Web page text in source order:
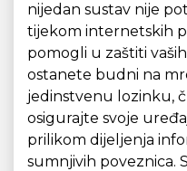
nijedan sustav nije
tijekom internetskih
pomogli u zaštiti
ostanete budni na
jedinstvenu lozinku,
osigurajte svoje
prilikom dijeljenja
sumnjivih poveznica.